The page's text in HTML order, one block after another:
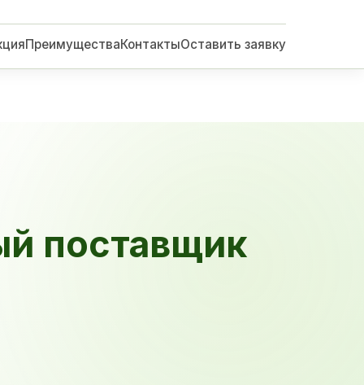
ПреимуществаКонтактыОставить заявку
поставщик